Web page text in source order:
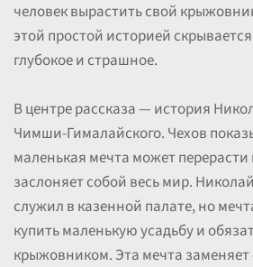
человек вырастить свой
этой простой историей
глубокое и страшное.
В центре рассказа — история
Чимши-Гималайского. Чехов
маленькая мечта может
заслоняет собой весь мир.
служил в казенной палате, но
купить маленькую усадьбу и
крыжовником. Эта мечта